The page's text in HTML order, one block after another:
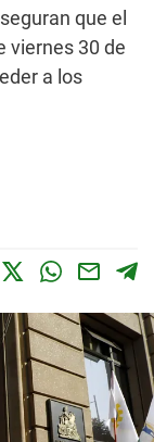
que el
viernes 30 de
a los